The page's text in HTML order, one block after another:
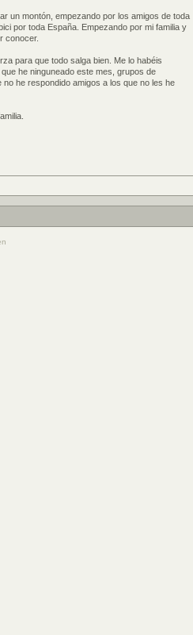
un montón, empezando por los amigos de toda
por toda España. Empezando por mi familia y
conocer.
para que todo salga bien. Me lo habéis
he ninguneado este mes, grupos de
he respondido amigos a los que no les he